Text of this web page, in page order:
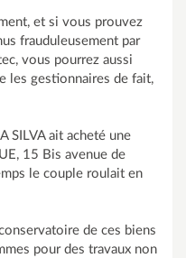
et si vous prouvez
frauduleusement par
vous pourrez aussi
les gestionnaires de fait,
SILVA ait acheté une
15 Bis avenue de
le couple roulait en
de ces biens
pour des travaux non